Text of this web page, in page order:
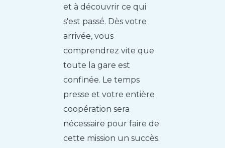
et à découvrir ce qui
s'est passé. Dès votre
arrivée, vous
comprendrez vite que
toute la gare est
confinée. Le temps
presse et votre entière
coopération sera
nécessaire pour faire de
cette mission un succès.